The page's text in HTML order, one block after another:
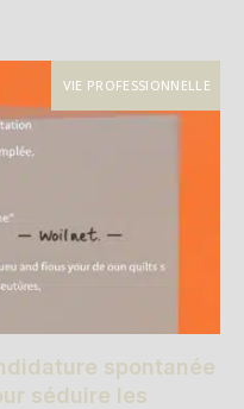
VIE PROFESSIONNELLE
spontanée
séduire les